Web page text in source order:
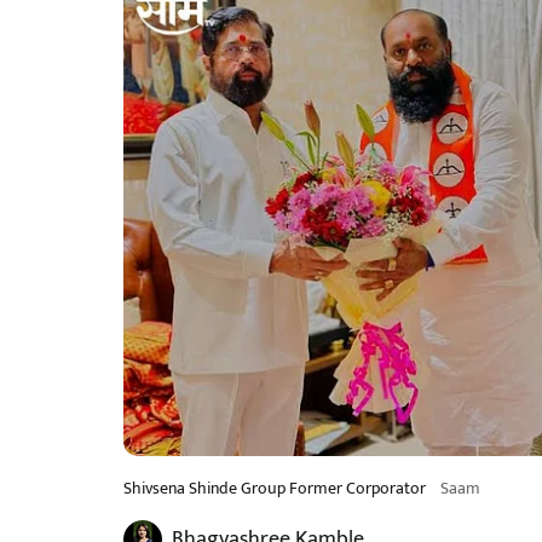
Shivsena Shinde Group Former Corporator Saam